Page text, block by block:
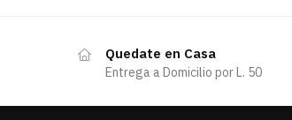
Quedate en Casa
Entrega a Domicilio por L. 50